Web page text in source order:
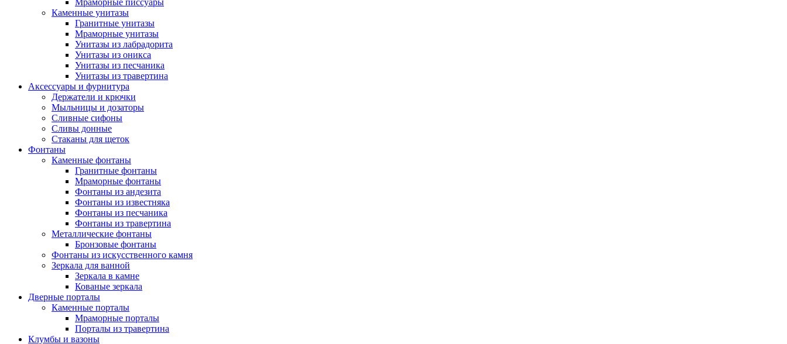
Мраморные писсуары
Каменные унитазы
Гранитные унитазы
Мраморные унитазы
Унитазы из лабрадорита
Унитазы из оникса
Унитазы из песчаника
Унитазы из травертина
Аксессуары и фурнитура
Держатели и крючки
Мыльницы и дозаторы
Сливные сифоны
Сливы донные
Стаканы для щеток
Фонтаны
Каменные фонтаны
Гранитные фонтаны
Мраморные фонтаны
Фонтаны из андезита
Фонтаны из известняка
Фонтаны из песчаника
Фонтаны из травертина
Металлические фонтаны
Бронзовые фонтаны
Фонтаны из искусственного камня
Зеркала для ванной
Зеркала в камне
Кованые зеркала
Дверные порталы
Каменные порталы
Мраморные порталы
Порталы из травертина
Клумбы и вазоны